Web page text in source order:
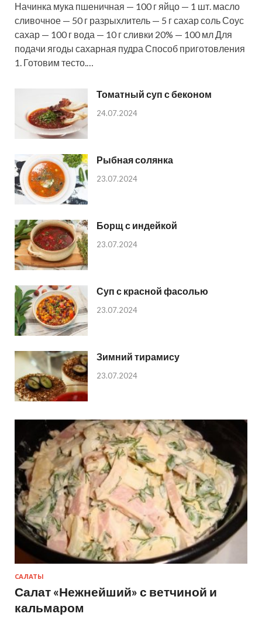
Начинка мука пшеничная — 100 г яйцо — 1 шт. масло
сливочное — 50 г разрыхлитель — 5 г сахар соль Соус
сахар — 100 г вода — 10 г сливки 20% — 100 мл Для
подачи ягоды сахарная пудра Способ приготовления
1. Готовим тесто.…
Томатный суп с беконом
24.07.2024
Рыбная солянка
23.07.2024
Борщ с индейкой
23.07.2024
Суп с красной фасолью
23.07.2024
Зимний тирамису
23.07.2024
САЛАТЫ
Салат «Нежнейший» с ветчиной и
кальмаром